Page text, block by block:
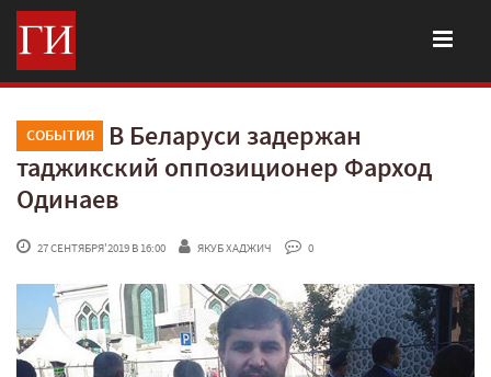
СОБЫТИЯ
В Беларуси задержан
таджикский оппозиционер Фарход
Одинаев
27 СЕНТЯБРЯ'2019 В 16:00 ЯКУБ ХАДЖИЧ 0